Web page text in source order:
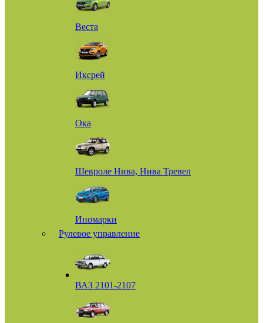
Веста
Иксрей
Ока
Шевроле Нива, Нива Тревел
Иномарки
Рулевое управление
ВАЗ 2101-2107